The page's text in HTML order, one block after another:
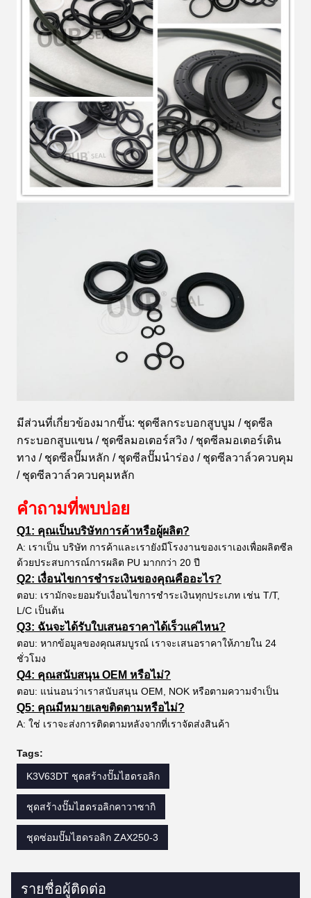
มีส่วนที่เกี่ยวข้องมากขึ้น: ชุดซีลกระบอกสูบบูม / ชุดซีล
กระบอกสูบแขน / ชุดซีลมอเตอร์สวิง / ชุดซีลมอเตอร์เดิน
ทาง / ชุดซีลปั๊มหลัก / ชุดซีลปั๊มนำร่อง / ชุดซีลวาล์วควบคุม
/ ชุดซีลวาล์วควบคุมหลัก
คำถามที่พบบ่อย
Q1: คุณเป็นบริษัทการค้าหรือผู้ผลิต?
A: เราเป็น บริษัท การค้าและเรายังมีโรงงานของเราเองเพื่อผลิตซีล
ด้วยประสบการณ์การผลิต PU มากกว่า 20 ปี
Q2: เงื่อนไขการชำระเงินของคุณคืออะไร?
ตอบ: เรามักจะยอมรับเงื่อนไขการชำระเงินทุกประเภท เช่น T/T,
L/C เป็นต้น
Q3: ฉันจะได้รับใบเสนอราคาได้เร็วแค่ไหน?
ตอบ: หากข้อมูลของคุณสมบูรณ์ เราจะเสนอราคาให้ภายใน 24
ชั่วโมง
Q4: คุณสนับสนุน OEM หรือไม่?
ตอบ: แน่นอนว่าเราสนับสนุน OEM, NOK หรือตามความจำเป็น
Q5: คุณมีหมายเลขติดตามหรือไม่?
A: ใช่ เราจะส่งการติดตามหลังจากที่เราจัดส่งสินค้า
Tags:
K3V63DT ชุดสร้างปั๊มไฮดรอลิก
ชุดสร้างปั๊มไฮดรอลิกคาวาซากิ
ชุดซ่อมปั๊มไฮดรอลิก ZAX250-3
รายชื่อผู้ติดต่อ